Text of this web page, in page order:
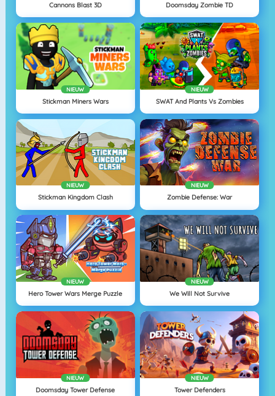
Cannons Blast 3D Doomsday Zombie TD
NIEUW
Stickman Miners Wars
NIEUW
SWAT And Plants Vs Zombies
NIEUW
Stickman Kingdom Clash
NIEUW
Zombie Defense: War
NIEUW
Hero Tower Wars Merge Puzzle
NIEUW
We Will Not Survive
NIEUW
Doomsday Tower Defense
NIEUW
Tower Defenders